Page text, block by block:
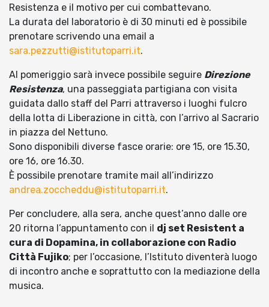
Resistenza e il motivo per cui combattevano.
La durata del laboratorio è di 30 minuti ed è possibile
prenotare scrivendo una email a
sara.pezzutti@istitutoparri.it.
Al pomeriggio sarà invece possibile seguire Direzione
Resistenza, una passeggiata partigiana con visita
guidata dallo staff del Parri attraverso i luoghi fulcro
della lotta di Liberazione in città, con l’arrivo al Sacrario
in piazza del Nettuno.
Sono disponibili diverse fasce orarie: ore 15, ore 15.30,
ore 16, ore 16.30.
È possibile prenotare tramite mail all’indirizzo
andrea.zoccheddu@istitutoparri.it.
Per concludere, alla sera, anche quest’anno dalle ore
20 ritorna l’appuntamento con il dj set Resistent a
cura di Dopamina, in collaborazione con Radio
Città Fujiko; per l’occasione, l’Istituto diventerà luogo
di incontro anche e soprattutto con la mediazione della
musica.